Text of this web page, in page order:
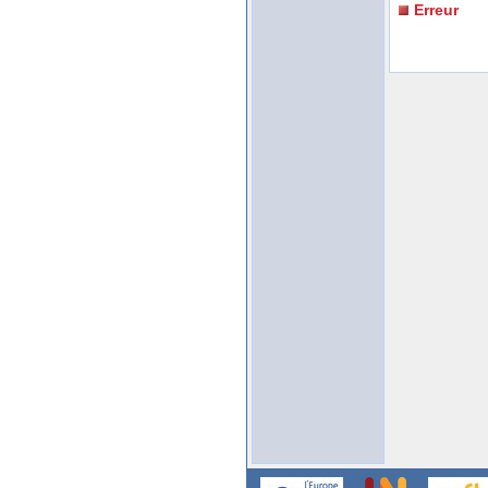
Erreur